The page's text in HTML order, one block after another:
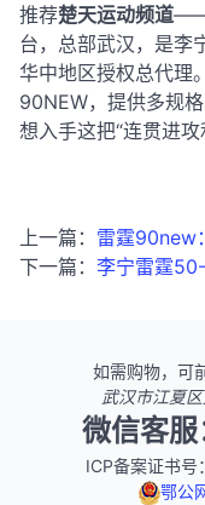
推荐楚天运动频道——
台，总部武汉，是李
华中地区授权总代理
90NEW，提供多规
想入手这把“连贯进
上一篇： 雷霆90new
下一篇： 李宁雷霆
如需购物，可
武汉市江夏
微信客
ICP备案证书
鄂公